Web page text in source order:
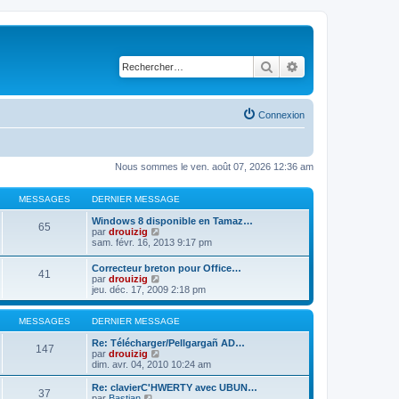
Rechercher
Connexion
Nous sommes le ven. août 07, 2026 12:36 am
MESSAGES DERNIER MESSAGE
65
Windows 8 disponible en Tamaz…
par drouizig
o
u
l
t
e
r
l
d
e
r
n
i
sam. févr. 16, 2013 9:17 pm
41
Correcteur breton pour Office…
par drouizig
o
n
s
u
l
t
r
l
e
jeu. déc. 17, 2009 2:18 pm
MESSAGES DERNIER MESSAGE
147
Re: Télécharger/Pellgargañ AD…
par drouizig
o
n
s
dim. avr. 04, 2010 10:24 am
37
Re: clavierC'HWERTY avec UBUN…